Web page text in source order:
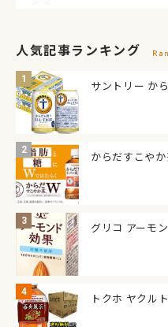
人気記事ランキング
サントリー か
からだすこや
グリコ アーモ
トクホ ヤクル